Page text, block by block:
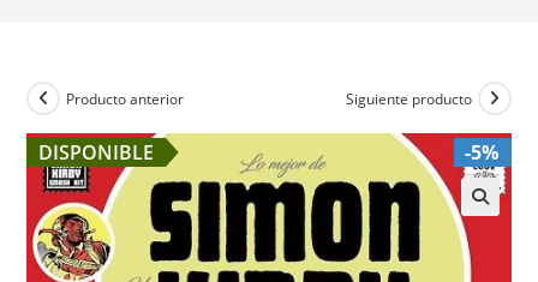
Producto anterior Siguiente producto
DISPONIBLE -5%